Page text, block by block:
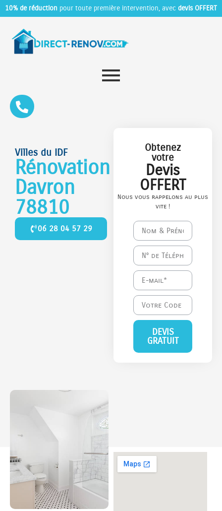
10% de réduction pour toute première intervention, avec devis OFFERT
Villes du IDF
Rénovation
Davron
78810
06 28 04 57 29
Obtenez
votre
Devis
OFFERT
Nous vous rappelons au plus
vite !
DEVIS
GRATUIT